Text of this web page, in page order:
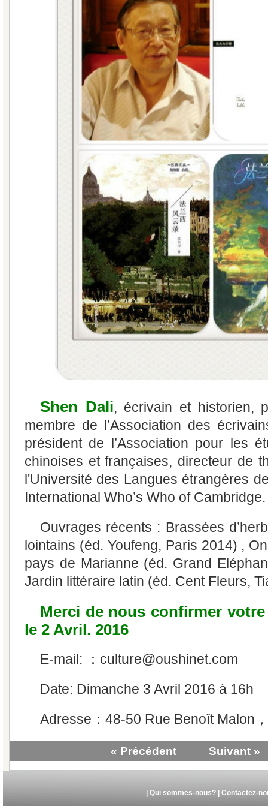
Shen Dali, écrivain et historien,
membre de l’Association des
président de l’Association pour les
chinoises et françaises, directeur de
l'Université des Langues étrangères
International Who’s Who of Cambridge.
Ouvrages récents : Brassées
lointains (éd. Youfeng, Paris 2014) ,
pays de Marianne (éd. Grand
Jardin littéraire latin (éd. Cent Fleurs,
Merci de nous confirmer
le 2 Avril. 2016
E-mail: ：culture@oushinet.com
Date: Dimanche 3 Avril 2016 à 16h
Adresse：48-50 Rue Benoît Malon
« Précédent Suivant »
Qui sommes-nous?| Contactez-